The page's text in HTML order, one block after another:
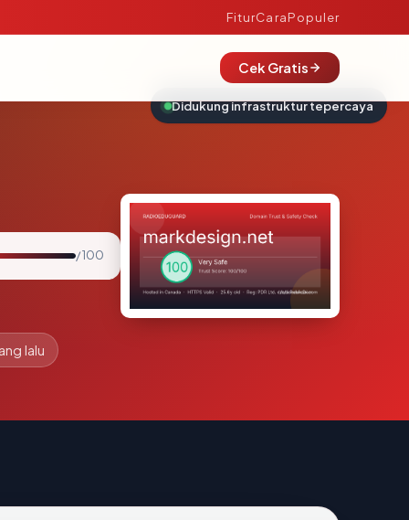
FiturCaraPopuler
Cek Gratis
/ 100
lalu
Didukung infrastruktur tepercaya